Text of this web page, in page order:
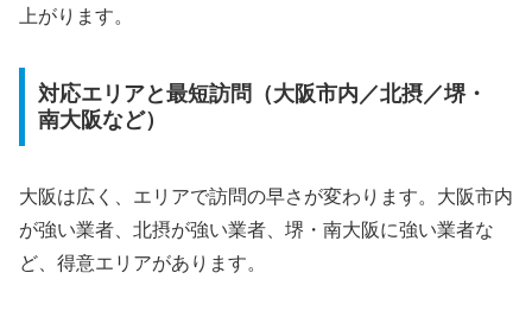
上がります。
対応エリアと最短訪問（大阪市内／北摂／堺・
南大阪など）
大阪は広く、エリアで訪問の早さが変わります。大阪市内
が強い業者、北摂が強い業者、堺・南大阪に強い業者な
ど、得意エリアがあります。